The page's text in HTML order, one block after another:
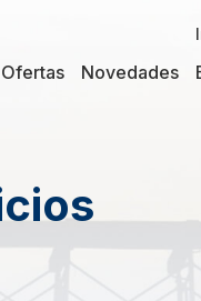
Ofertas Novedades